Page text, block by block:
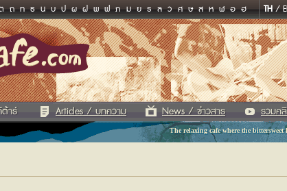
ถ ท ธ น บ ป ผ ฝ พ ฟ ภ ม ย ร ล ว ศ ษ ส ห ฬ อ ฮ TH/
The relaxing cafe where the
าร์ Articles / บทความ News / ข่าวสาร รวมค